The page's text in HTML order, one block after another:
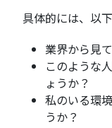
具体的には、以
業界から見
このような
ょうか？
私のいる環
うか？